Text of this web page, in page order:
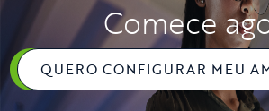
Comece
QUERO CONFIGURAR MEU